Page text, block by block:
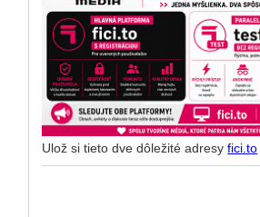
Ulož si tieto dve dôležité adresyfici.to